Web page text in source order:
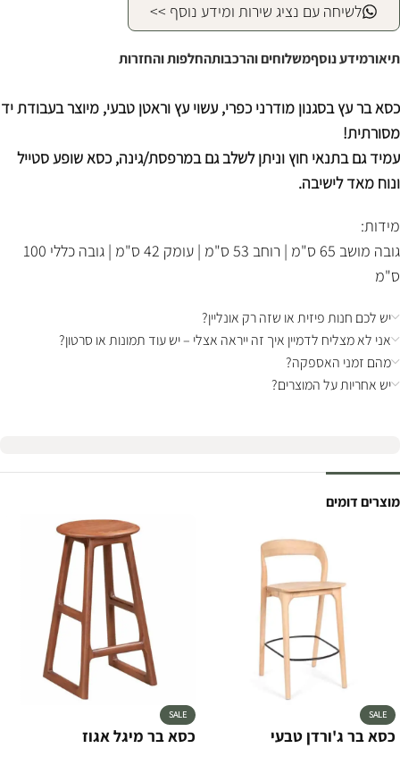
לשיחה עם נציג שירות ומידע נוסף >>
תיאורמידע נוסףמשלוחים והרכבותהחלפות והחזרות
כסא בר עץ בסגנון מודרני כפרי, עשוי עץ וראטן טבעי, מיוצר בעבודת יד
מסורתית!
עמיד גם בתנאי חוץ וניתן לשלב גם במרפסת/גינה, כסא שופע סטייל
ונוח מאד לישיבה.
מידות:
גובה מושב 65 ס"מ | רוחב 53 ס"מ | עומק 42 ס"מ | גובה כללי 100
ס"מ
יש לכם חנות פיזית או שזה רק אונליין?
אני לא מצליח לדמיין איך זה ייראה אצלי – יש עוד תמונות או סרטון?
מהם זמני האספקה?
יש אחריות על המוצרים?
מוצרים דומים
SALE
כסא בר ג'ורדן טבעי
SALE
כסא בר מיגל אגוז